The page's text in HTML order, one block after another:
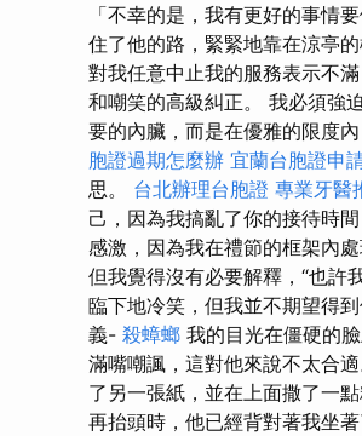
「不幸的是，我有更好的事情
住了他的路，緊緊地靠在涼亭的
對我任意中止我的服務表示不
和嘲笑的高級糾正。 我必須強
要的內臟，而是在優雅的限度
胞證過期怎麼辦 宜蘭台胞證申
思。 台北辦理台胞證 專業牙醫
己，因為我搞亂了你的接待時
感激，因為我在禮節的框架內處
但我覺得沒有必要解釋，“也許
臨下地冷笑，但我並不期望得
義- 殺蟑螂 我的目光在僵硬的
滿嘴嘲諷，這對他來說不太合
了另一張紙，並在上面撒了一
再抬頭時，他已經背對著我坐著